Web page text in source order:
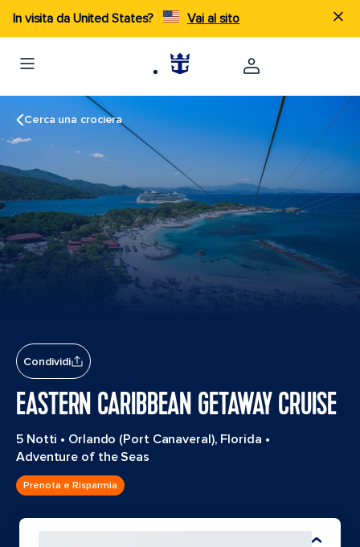
In visita da United States? Vai al sito
Cerca una crociera
Condividi
EASTERN CARIBBEAN GETAWAY CRUISE
5 Notti • Orlando (Port Canaveral), Florida •
Adventure of the Seas
Prenota e Risparmia